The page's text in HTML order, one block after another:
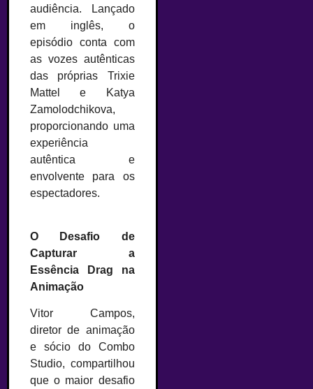
audiência. Lançado
em inglês, o
episódio conta com
as vozes autênticas
das próprias Trixie
Mattel e Katya
Zamolodchikova,
proporcionando uma
experiência
autêntica e
envolvente para os
espectadores.
O Desafio de
Capturar a
Essência Drag na
Animação
Vitor Campos,
diretor de animação
e sócio do Combo
Studio, compartilhou
que o maior desafio